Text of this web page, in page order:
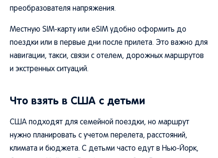
преобразователя напряжения.
Местную SIM-карту или eSIM удобно оформить до
поездки или в первые дни после прилета. Это важно для
навигации, такси, связи с отелем, дорожных маршрутов
и экстренных ситуаций.
Что взять в США с детьми
США подходят для семейной поездки, но маршрут
нужно планировать с учетом перелета, расстояний,
климата и бюджета. С детьми часто едут в Нью-Йорк,